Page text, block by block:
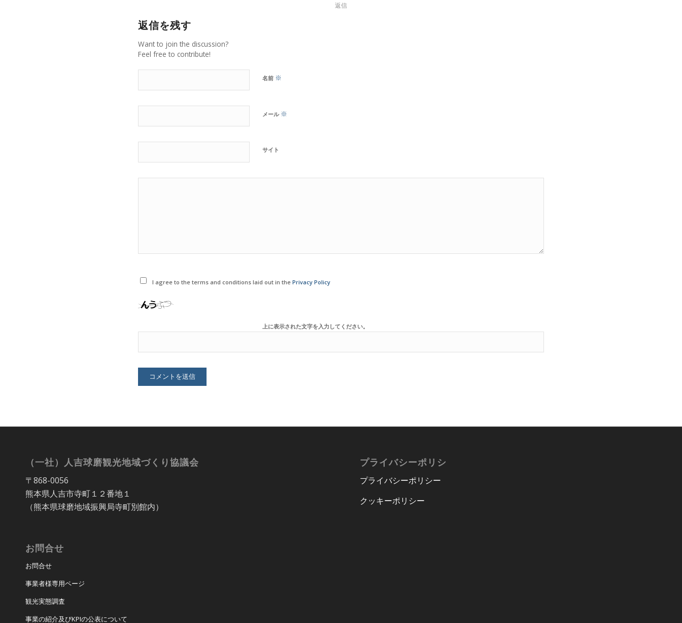
返信
返信を残す
Want to join the discussion?
Feel free to contribute!
名前 ※
メール ※
サイト
I agree to the terms and conditions laid out in the Privacy Policy
上に表示された文字を入力してください。
（一社）人吉球磨観光地域づくり協議会
〒868-0056
熊本県人吉市寺町１２番地１
（熊本県球磨地域振興局寺町別館内）
お問合せ
お問合せ
事業者様専用ページ
観光実態調査
事業の紹介及びKPIの公表について
プライバシーポリシ
プライバシーポリシー
クッキーポリシー